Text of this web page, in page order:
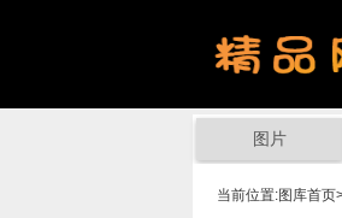
图片
当前位置:图库首页